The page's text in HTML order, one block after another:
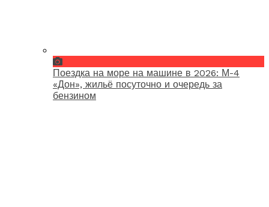
Поездка на море на машине в 2026: М-4
«Дон», жильё посуточно и очередь за
бензином